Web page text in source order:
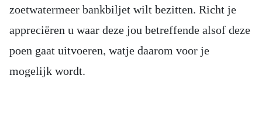
zoetwatermeer bankbiljet wilt bezitten. Richt je
appreciëren u waar deze jou betreffende alsof deze
poen gaat uitvoeren, watje daarom voor je
mogelijk wordt.